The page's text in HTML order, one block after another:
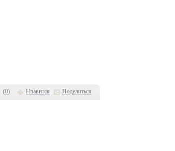
(0) Нравится Поделиться